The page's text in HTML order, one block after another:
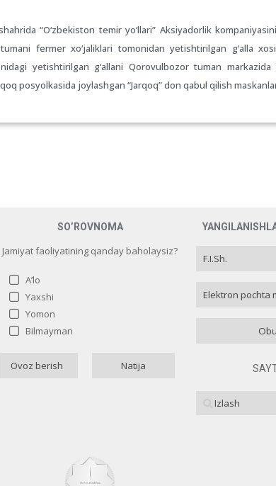
“O‘zbekiston temir yo‘llari” Aksiyadorlik
fermer xo‘jaliklari tomonidan yetishtirilgan g‘alla
yetishtirilgan g‘allani Qorovulbozor tuman markazida
posyolkasida joylashgan “Jarqoq” don qabul qilish
SO’ROVNOMA
Jamiyat faoliyatining qanday baholaysiz?
A’lo
Yaxshi
Yomon
Bilmayman
Natija
Ovoz berish
Jamiyat faoliyatining qanday baholaysiz?
Yaxshi
2 ( 10 % )